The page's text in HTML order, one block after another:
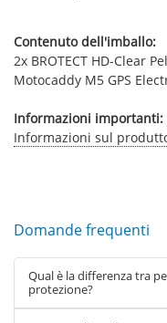
Contenuto dell'imballo:
2x BROTECT HD-Clear
Motocaddy M5 GPS
Informazioni importanti:
Informazioni sul
Domande frequenti
Qual è la differenza tra
protezione?